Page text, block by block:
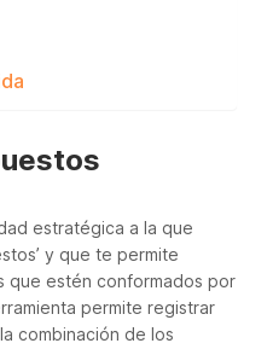
estratégica a la que
y que te permite
que estén conformados por
permite registrar
combinación de los